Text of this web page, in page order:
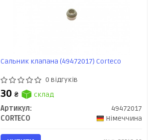
Сальник клапана (49472017) Corteco
0 відгуків
30₴
склад
Артикул:
49472017
CORTECO
Німеччина